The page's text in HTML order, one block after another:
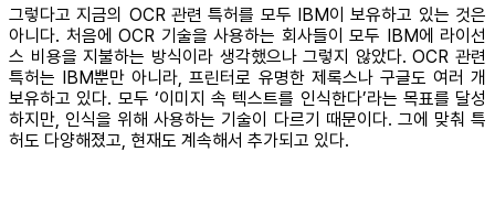
그렇다고 지금의 OCR 관련 특허를 모두 IBM이 보유하고 있는 것은
아니다. 처음에 OCR 기술을 사용하는 회사들이 모두 IBM에 라이선
스 비용을 지불하는 방식이라 생각했으나 그렇지 않았다. OCR 관련
특허는 IBM뿐만 아니라, 프린터로 유명한 제록스나 구글도 여러 개
보유하고 있다. 모두 ‘이미지 속 텍스트를 인식한다’라는 목표를 달성
하지만, 인식을 위해 사용하는 기술이 다르기 때문이다. 그에 맞춰 특
허도 다양해졌고, 현재도 계속해서 추가되고 있다.